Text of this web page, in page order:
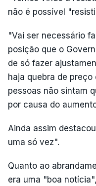
não é possível
"Vai ser necessário
posição que o
de só fazer
haja quebra de
pessoas não sintam
por causa do
Ainda assim
uma só vez".
Quanto ao
era uma "boa